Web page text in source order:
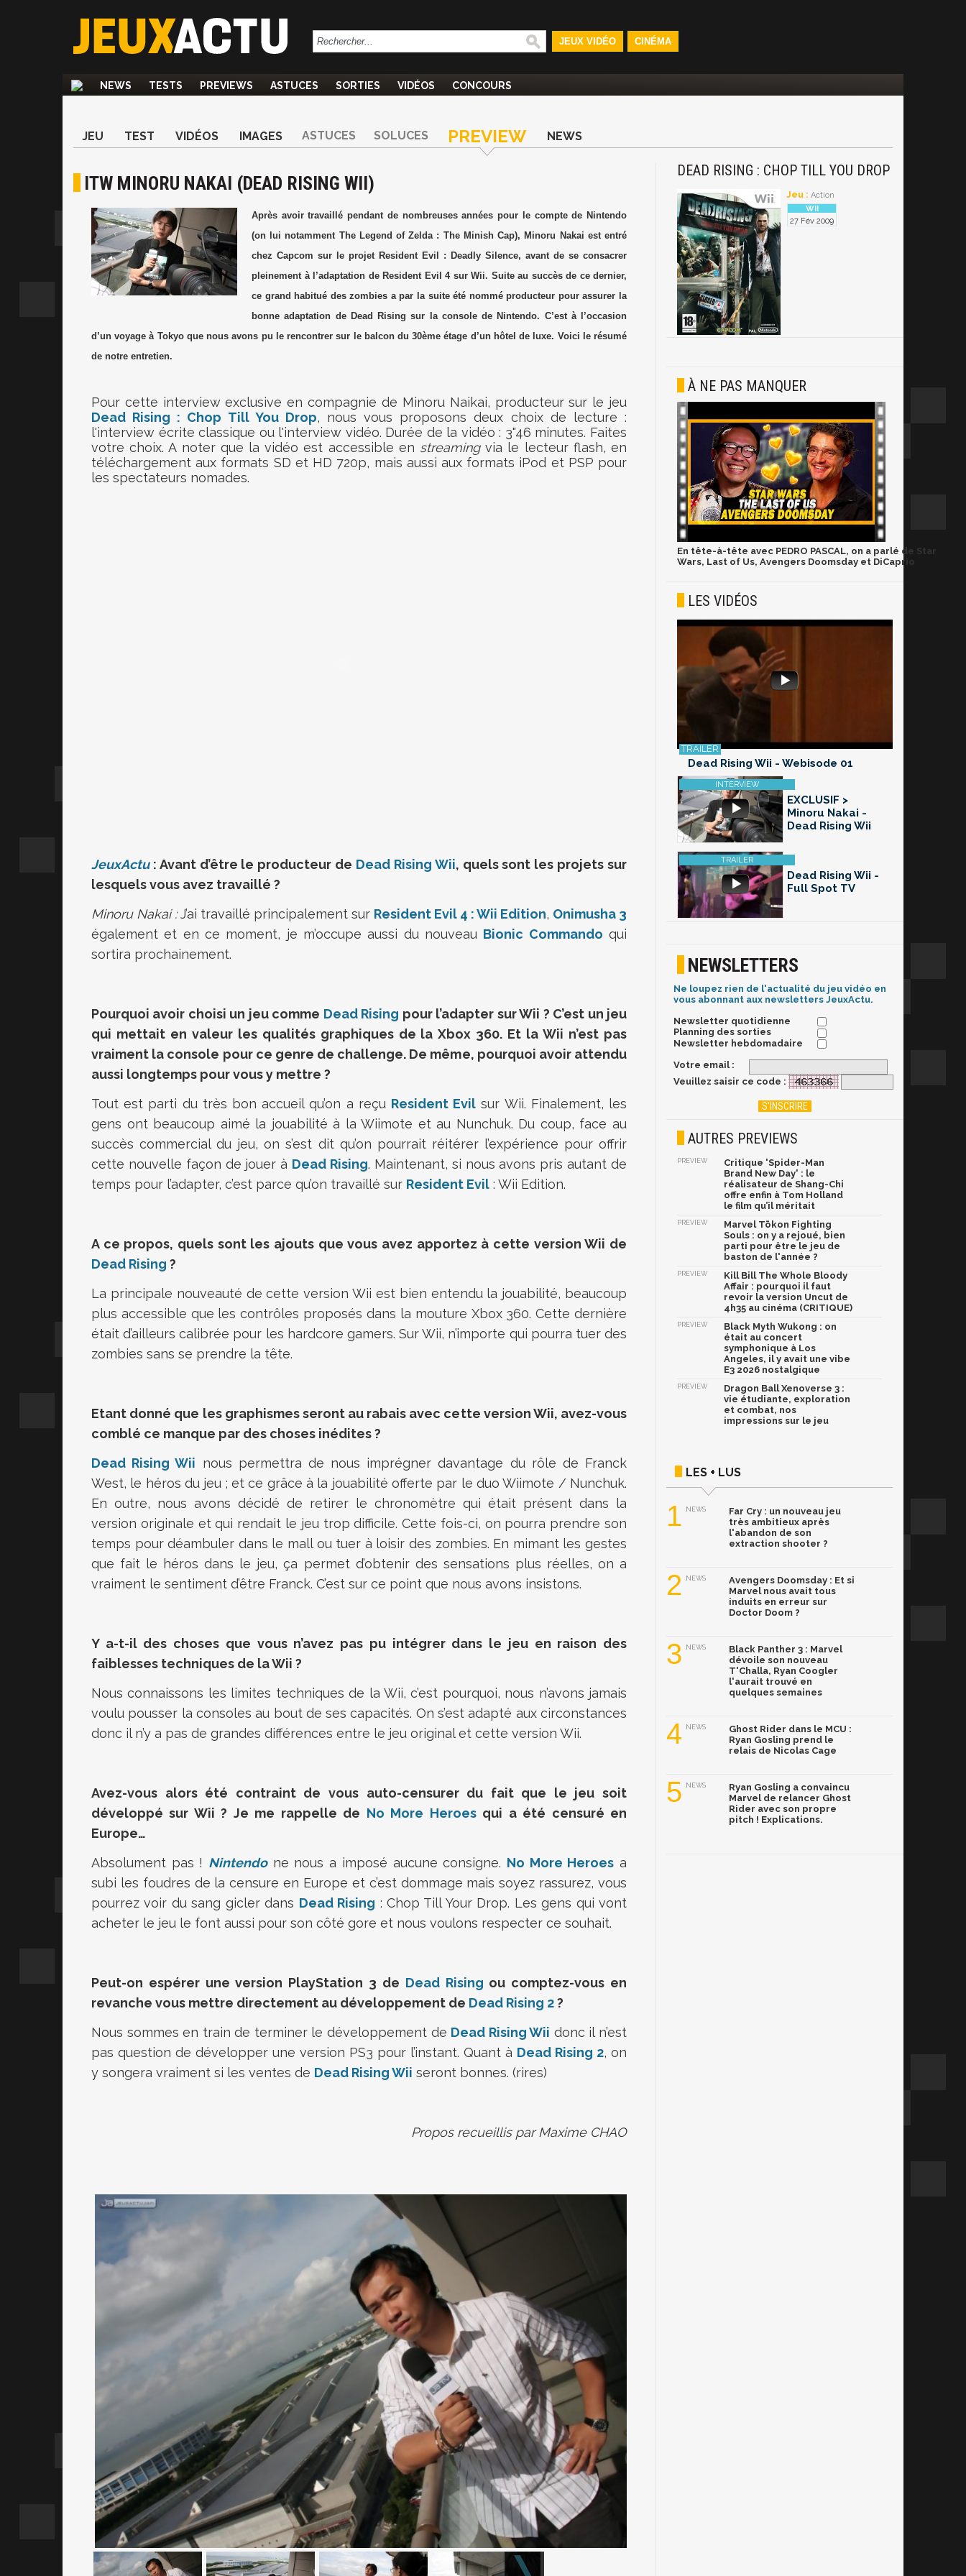
JEUX VIDÉO CINÉMA
NEWS TESTS PREVIEWS ASTUCES SORTIES VIDÉOS CONCOURS
JEU TEST VIDÉOS IMAGES ASTUCES SOLUCES PREVIEW NEWS
ITW MINORU NAKAI (DEAD RISING WII)
Après avoir travaillé pendant de nombreuses années pour le compte de Nintendo
(on lui notamment The Legend of Zelda : The Minish Cap), Minoru Nakai est entré
chez Capcom sur le projet Resident Evil : Deadly Silence, avant de se consacrer
pleinement à l’adaptation de Resident Evil 4 sur Wii. Suite au succès de ce dernier,
ce grand habitué des zombies a par la suite été nommé producteur pour assurer la
bonne adaptation de Dead Rising sur la console de Nintendo. C’est à l’occasion
d’un voyage à Tokyo que nous avons pu le rencontrer sur le balcon du 30ème étage d’un hôtel de luxe. Voici le résumé
de notre entretien.
Pour cette interview exclusive en compagnie de Minoru Naikai, producteur sur le jeu
Dead Rising : Chop Till You Drop, nous vous proposons deux choix de lecture :
l'interview écrite classique ou l'interview vidéo. Durée de la vidéo : 3"46 minutes. Faites
votre choix. A noter que la vidéo est accessible en streamingvia le lecteur flash, en
téléchargement aux formats SD et HD 720p, mais aussi aux formats iPod et PSP pour
les spectateurs nomades.
JeuxActu: Avant d’être le producteur de Dead Rising Wii, quels sont les projets sur
lesquels vous avez travaillé ?
Minoru Nakai :J’ai travaillé principalement sur Resident Evil 4 : Wii Edition, Onimusha 3
également et en ce moment, je m’occupe aussi du nouveau Bionic Commando qui
sortira prochainement.
Pourquoi avoir choisi un jeu comme Dead Rising pour l’adapter sur Wii ? C’est un jeu
qui mettait en valeur les qualités graphiques de la Xbox 360. Et la Wii n’est pas
vraiment la console pour ce genre de challenge. De même, pourquoi avoir attendu
aussi longtemps pour vous y mettre ?
Tout est parti du très bon accueil qu’on a reçu Resident Evil sur Wii. Finalement, les
gens ont beaucoup aimé la jouabilité à la Wiimote et au Nunchuk. Du coup, face au
succès commercial du jeu, on s’est dit qu’on pourrait réitérer l’expérience pour offrir
cette nouvelle façon de jouer à Dead Rising. Maintenant, si nous avons pris autant de
temps pour l’adapter, c’est parce qu’on travaillé sur Resident Evil : Wii Edition.
A ce propos, quels sont les ajouts que vous avez apportez à cette version Wii de
Dead Rising ?
La principale nouveauté de cette version Wii est bien entendu la jouabilité, beaucoup
plus accessible que les contrôles proposés dans la mouture Xbox 360. Cette dernière
était d’ailleurs calibrée pour les hardcore gamers. Sur Wii, n’importe qui pourra tuer des
zombies sans se prendre la tête.
Etant donné que les graphismes seront au rabais avec cette version Wii, avez-vous
comblé ce manque par des choses inédites ?
Dead Rising Wii nous permettra de nous imprégner davantage du rôle de Franck
West, le héros du jeu ; et ce grâce à la jouabilité offerte par le duo Wiimote / Nunchuk.
En outre, nous avons décidé de retirer le chronomètre qui était présent dans la
version originale et qui rendait le jeu trop difficile. Cette fois-ci, on pourra prendre son
temps pour déambuler dans le mall ou tuer à loisir des zombies. En mimant les gestes
que fait le héros dans le jeu, ça permet d’obtenir des sensations plus réelles, on a
vraiment le sentiment d’être Franck. C’est sur ce point que nous avons insistons.
Y a-t-il des choses que vous n’avez pas pu intégrer dans le jeu en raison des
faiblesses techniques de la Wii ?
Nous connaissons les limites techniques de la Wii, c’est pourquoi, nous n’avons jamais
voulu pousser la consoles au bout de ses capacités. On s’est adapté aux circonstances
donc il n’y a pas de grandes différences entre le jeu original et cette version Wii.
Avez-vous alors été contraint de vous auto-censurer du fait que le jeu soit
développé sur Wii ? Je me rappelle de No More Heroesqui a été censuré en
Europe…
Absolument pas ! Nintendone nous a imposé aucune consigne. No More Heroes a
subi les foudres de la censure en Europe et c’est dommage mais soyez rassurez, vous
pourrez voir du sang gicler dans Dead Rising : Chop Till Your Drop. Les gens qui vont
acheter le jeu le font aussi pour son côté gore et nous voulons respecter ce souhait.
Peut-on espérer une version PlayStation 3 de Dead Rising ou comptez-vous en
revanche vous mettre directement au développement de Dead Rising 2?
Nous sommes en train de terminer le développement de Dead Rising Wii donc il n’est
pas question de développer une version PS3 pour l’instant. Quant à Dead Rising 2, on
y songera vraiment si les ventes de Dead Rising Wii seront bonnes. (rires)
Propos recueillis par Maxime CHAO
DEAD RISING : CHOP TILL YOU DROP
Jeu : Action
27 Fév 2009
À NE PAS MANQUER
En tête-à-tête avec PEDRO PASCAL, on a parlé de Star
Wars, Last of Us, Avengers Doomsday et DiCaprio
LES VIDÉOS
Dead Rising Wii - Webisode 01
EXCLUSIF >
Minoru Nakai -
Dead Rising Wii
Dead Rising Wii -
Full Spot TV
NEWSLETTERS
Ne loupez rien de l'actualité du jeu vidéo en
vous abonnant aux newsletters JeuxActu.
Newsletter quotidienne
Planning des sorties
Newsletter hebdomadaire
Votre email :
Veuillez saisir ce code :
AUTRES PREVIEWS
PREVIEW
Critique 'Spider-Man
Brand New Day' : le
réalisateur de Shang-Chi
offre enfin à Tom Holland
le film qu’il méritait
PREVIEW
Marvel Tōkon Fighting
Souls : on y a rejoué, bien
parti pour être le jeu de
baston de l'année ?
PREVIEW
Kill Bill The Whole Bloody
Affair : pourquoi il faut
revoir la version Uncut de
4h35 au cinéma (CRITIQUE)
PREVIEW
Black Myth Wukong : on
était au concert
symphonique à Los
Angeles, il y avait une vibe
E3 2026 nostalgique
PREVIEW
Dragon Ball Xenoverse 3 :
vie étudiante, exploration
et combat, nos
impressions sur le jeu
LES + LUS
1 NEWS
Far Cry : un nouveau jeu
très ambitieux après
l'abandon de son
extraction shooter ?
2 NEWS
Avengers Doomsday : Et si
Marvel nous avait tous
induits en erreur sur
Doctor Doom ?
3 NEWS
Black Panther 3 : Marvel
dévoile son nouveau
T'Challa, Ryan Coogler
l'aurait trouvé en
quelques semaines
4 NEWS
Ghost Rider dans le MCU :
Ryan Gosling prend le
relais de Nicolas Cage
5 NEWS
Ryan Gosling a convaincu
Marvel de relancer Ghost
Rider avec son propre
pitch ! Explications.